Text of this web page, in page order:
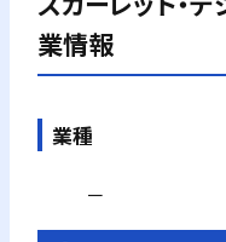
業情報
業種
－